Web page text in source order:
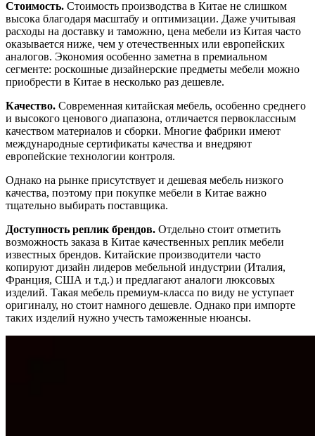
Стоимость. Стоимость производства в Китае не слишком
высока благодаря масштабу и оптимизации. Даже учитывая
расходы на доставку и таможню, цена мебели из Китая часто
оказывается ниже, чем у отечественных или европейских
аналогов. Экономия особенно заметна в премиальном
сегменте: роскошные дизайнерские предметы мебели можно
приобрести в Китае в несколько раз дешевле.
Качество. Современная китайская мебель, особенно среднего
и высокого ценового диапазона, отличается первоклассным
качеством материалов и сборки. Многие фабрики имеют
международные сертификаты качества и внедряют
европейские технологии контроля.
Однако на рынке присутствует и дешевая мебель низкого
качества, поэтому при покупке мебели в Китае важно
тщательно выбирать поставщика.
Доступность реплик брендов. Отдельно стоит отметить
возможность заказа в Китае качественных реплик мебели
известных брендов. Китайские производители часто
копируют дизайн лидеров мебельной индустрии (Италия,
Франция, США и т.д.) и предлагают аналоги люксовых
изделий. Такая мебель премиум-класса по виду не уступает
оригиналу, но стоит намного дешевле. Однако при импорте
таких изделий нужно учесть таможенные нюансы.